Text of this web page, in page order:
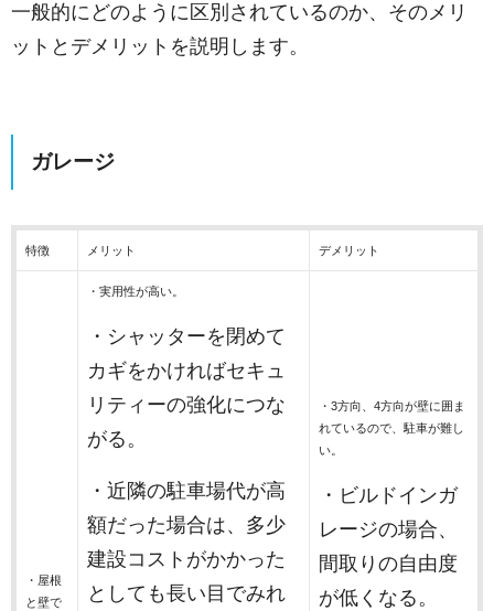
一般的にどのように区別されているのか、そのメリ
ットとデメリットを説明します。
ガレージ
特徴 メリット デメリット
・屋根
と壁で
・実用性が高い。
・シャッターを閉めて
カギをかければセキュ
リティーの強化につな
がる。
・近隣の駐車場代が高
額だった場合は、多少
建設コストがかかった
としても長い目でみれ
・3方向、4方向が壁に囲ま
れているので、駐車が難し
い。
・ビルドインガ
レージの場合、
間取りの自由度
が低くなる。